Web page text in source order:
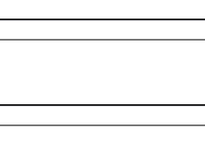
Rejseklarog tilmeld
med os, hvis der
terrorangreb
besøgt af mange
bygninger,
hoteller,
dine omgivelser.
er forholdsvis lav,
da de